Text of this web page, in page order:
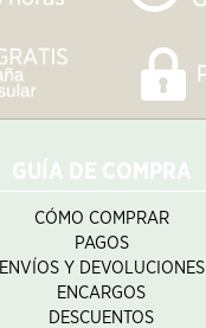
GUÍA DE COMPRA
CÓMO COMPRAR
PAGOS
ENVÍOS Y DEVOLUCIONES
ENCARGOS
DESCUENTOS